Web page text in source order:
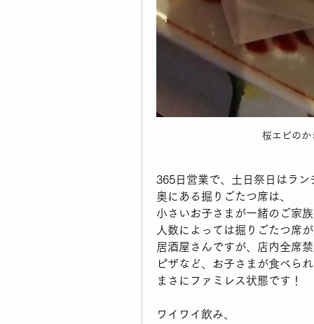
桜エビの
365日営業で、土日祭日はラン
奥にある掘りごたつ席は、
小さいお子さまが一緒のご家
人数によっては掘りごたつ席
居酒屋さんですが、店内全席
ピザなど、お子さまが食べら
まさにファミレス状態です！
ワイワイ飲み、